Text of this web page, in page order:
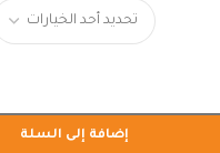
إضافة إلى السلة